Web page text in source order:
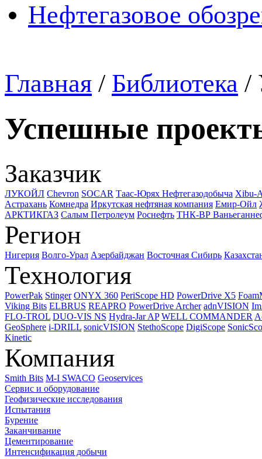
Нефтегазовое
Главная / Библиотека /
Успешные
Заказчик
ЛУКОЙЛ Chevron SOCAR Таас-Юрях Нефтегазодобыча Xibu-
Астрахань Комнедра Иркутская нефтяная компания Емир-Ойл
АРКТИКГАЗ Салым Петролеум Роснефть ТНК-ВР
Регион
Нигерия Волго-Урал Азербайджан Восточная Сибирь
Технология
PowerPak Stinger ONYX 360 PeriScope HD PowerDrive X5
Viking Bits ELBRUS REAPRO PowerDrive Archer adnVISION
FLO-TROL DUO-VIS NS Hydra-Jar AP WELL COMMANDER
GeoSphere i-DRILL sonicVISION StethoScope DigiScope
Kinetic
Компания
Smith Bits M-I SWACO Geoservices
Сервис и оборудование
Геофизические исследования
Испытания
Бурение
Заканчивание
Цементирование
Интенсификация добычи